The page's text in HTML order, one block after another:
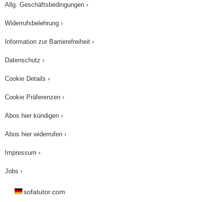
Allg. Geschäftsbedingungen ›
Widerrufsbelehrung ›
Information zur Barrierefreiheit ›
Datenschutz ›
Cookie Details ›
Cookie Präferenzen ›
Abos hier kündigen ›
Abos hier widerrufen ›
Impressum ›
Jobs ›
sofatutor.com